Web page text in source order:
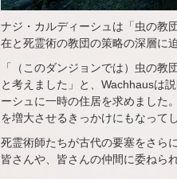
ナジ・カルディーシュは「虫の教
在と死霊術の教団の策略の深層に
「（このダンジョンでは）虫の
と考えました」と、Wachhausは
ーシュに一時の住居を求めました
を増大させるきっかけにもなって
死霊術師たちが古代の要塞をさら
皆さんや、皆さんの仲間に委ねら